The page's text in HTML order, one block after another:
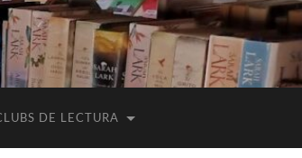
DE LECTURA